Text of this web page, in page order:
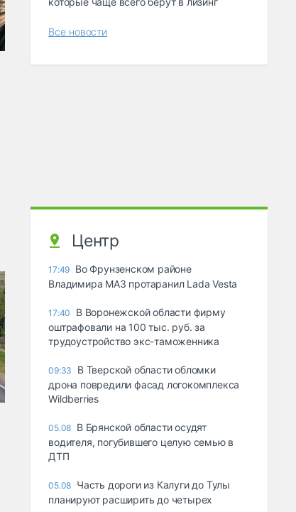
Все новости
Центр
17:49 Во Фрунзенском районе
Владимира МАЗ протаранил Lada Vesta
17:40
В Воронежской области фирму
оштрафовали на 100 тыс. руб. за
трудоустройство экс-таможенника
09:33
В Тверской области обломки
дрона повредили фасад логокомплекса
Wildberries
05.08 В Брянской области осудят
водителя, погубившего целую семью в
ДТП
05.08 Часть дороги из Калуги до Тулы
планируют расширить до четырех